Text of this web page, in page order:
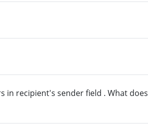
in recipient's sender field . What does